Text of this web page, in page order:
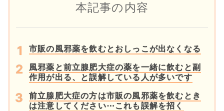
本記事の内容
市販の風邪薬を飲むとおしっこが出なくなる
風邪薬と前立腺肥大症の薬を一緒に飲むと副
作用が出る、と誤解している人が多いです
前立腺肥大症の方は市販の風邪薬を飲むとき
は注意してください⋯これも誤解を招く